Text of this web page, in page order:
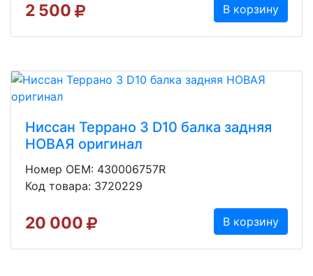
2 500 В корзину
Ниссан Террано 3 D10 балка задняя
НОВАЯ оригинал
Номер OEM: 430006757R
Код товара: 3720229
20 000 В корзину